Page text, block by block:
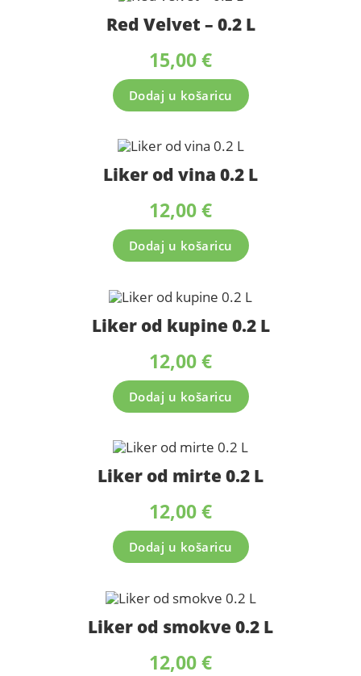
Red Velvet – 0.2 L
15,00€
Dodaj u košaricu
Liker od vina 0.2 L
12,00€
Dodaj u košaricu
Liker od kupine 0.2 L
12,00€
Dodaj u košaricu
Liker od mirte 0.2 L
12,00€
Dodaj u košaricu
Liker od smokve 0.2 L
12,00€